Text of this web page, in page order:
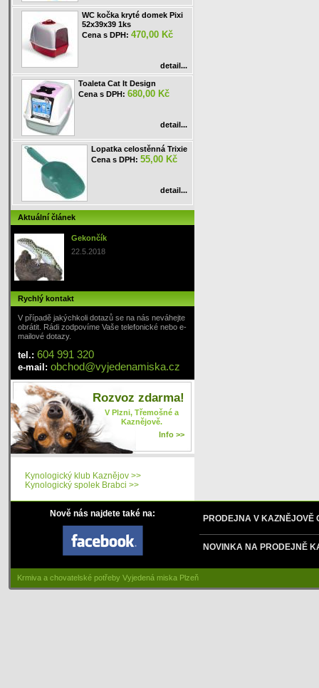
WC kočka kryté domek Pixi
52x39x39 1ks
Cena s DPH: 470,00 Kč
detail...
Toaleta Cat It Design
Cena s DPH: 680,00 Kč
detail...
Lopatka celostěnná Trixie
Cena s DPH: 55,00 Kč
detail...
Aktuální článek
Gekončík
22.5.2018
Rychlý kontakt
V případě jakýchkoli dotazů se na nás neváhejte
obrátit. Rádi zodpovíme Vaše telefonické nebo e-
mailové dotazy.
tel.: 604 991 320
e-mail: obchod@vyjedenamiska.cz
Rozvoz zdarma!
V Plzni, Třemošné a
Kaznějově.
Info >>
Kynologický klub Kaznějov >>
Kynologický spolek Brabci >>
Nově nás najdete také na: PRODEJNA V KAZNĚJOVĚ
NOVINKA NA PRODEJNĚ
Krmiva a chovatelské potřeby Vyjedená miska Plzeň